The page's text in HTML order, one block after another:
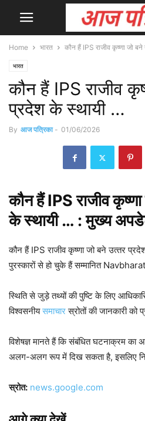
Home भारत कौन हैं IPS राजीव कृष्णा जो
भारत
कौन हैं IPS राजीव
प्रदेश के स्‍थायी …
By आज पत्रिका - 01/06/2026
कौनहैं IPS राजीव
के स्‍थायी … : मुख्य
कौन हैं IPS राजीव कृष्णा जो बने उत्‍तर
पुरस्‍कारों से हो चुके हैं सम्‍मानित
स्थिति से जुड़े तथ्यों की पुष्टि के लिए
विश्वसनीयसमाचारस्रोतों की जानकारी को
विशेषज्ञ मानते हैं कि संबंधित घटनाक्रम का
अलग-अलग रूप में दिख सकता है, इसलिए
स्रोत: news.google.com